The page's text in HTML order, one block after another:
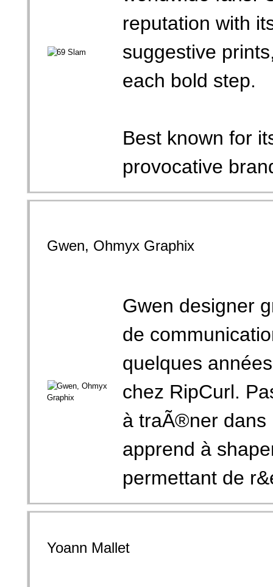
reputation with
suggestive
each bold step.
Best known for
provocative
Gwen, Ohmyx Graphix
Gwen designer
de
quelques
chez RipCurl.
à traÃ®ner dans
apprend à
permettant de
Yoann Mallet